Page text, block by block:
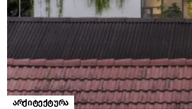
არქიტექტურა